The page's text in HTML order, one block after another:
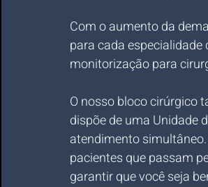
Com o aumento da
para cada especialidade
monitorização para
O nosso bloco cirúrgico
dispõe de uma Unidade
atendimento
pacientes que passam
garantir que você seja